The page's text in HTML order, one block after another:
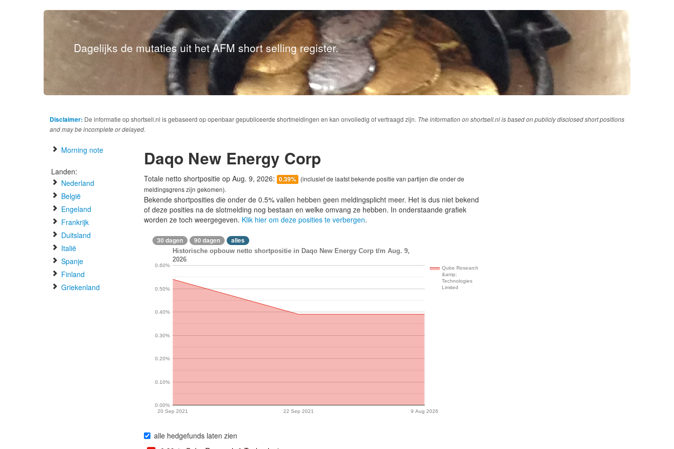
Dagelijks de mutaties uit het AFM short selling register.
Disclaimer: De informatie op shortsell.nl is gebaseerd op openbaar gepubliceerde shortmeldingen en kan onvolledig of vertraagd zijn. The information on shortsell.nl is based on publicly disclosed short positions
and may be incomplete or delayed.
Morning note
Landen:
Nederland
België
Engeland
Frankrijk
Duitsland
Italië
Spanje
Finland
Griekenland
Daqo New Energy Corp
Totale netto shortpositie op Aug. 9, 2026: 0.39% (inclusief de laatst bekende positie van partijen die onder de
meldingsgrens zijn gekomen).
Bekende shortposities die onder de 0.5% vallen hebben geen meldingsplicht meer. Het is dus niet bekend
of deze posities na de slotmelding nog bestaan en welke omvang ze hebben. In onderstaande grafiek
worden ze toch weergegeven. Klik hier om deze posities te verbergen.
30 dagen 90 dagen alles
Historische opbouw netto shortpositie in Daqo New Energy Corp t/m Aug. 9,
2026
Qube Research
&amp;
Technologies
Limited
20 Sep 2021 22 Sep 2021 9 Aug 2026
0.00%
0.10%
0.20%
0.30%
0.40%
0.50%
0.60%
alle hedgefunds laten zien